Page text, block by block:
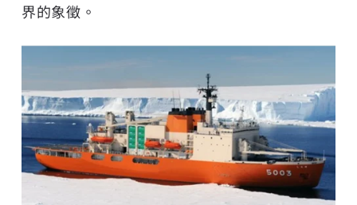
界的象徵。